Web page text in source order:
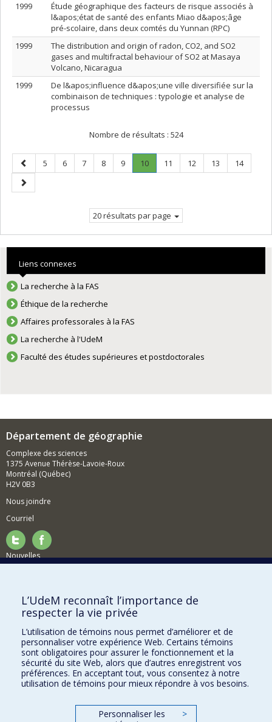
1999
Étude géographique des facteurs de risque associés à
l&apos;état de santé des enfants Miao d&apos;âge
pré-scolaire, dans deux comtés du Yunnan (RPC)
1999
The distribution and origin of radon, CO2, and SO2
gases and multifractal behaviour of SO2 at Masaya
Volcano, Nicaragua
1999
De l&apos;influence d&apos;une ville diversifiée sur la
combinaison de techniques : typologie et analyse de
processus
Nombre de résultats : 524
Page
précédente
Page
5 Page
6 Page
7 Page
8 Page
9 Page
10.
Page
Page
11 Page
12 Page
13 Page
14
Page
suivante
20 résultats par page
Liens connexes
La recherche à la FAS
Éthique de la recherche
Affaires professorales à la FAS
La recherche à l'UdeM
Faculté des études supérieures et postdoctorales
Département de géographie
Complexe des sciences
1375 Avenue Thérèse-Lavoie-Roux
Montréal (Québec)
H2V 0B3
Nous joindre
Courriel
Nouvelles
Comment soutenir le Département?
BESOIN D'AIDE?
Plan du site
Signaler une erreur
Accessibilité
FACULTÉ DES ARTS ET DES SCIENCES
Nos départements et écoles
L’UdeM reconnaît l’importance de
respecter la vie privée
L’utilisation de témoins nous permet d’améliorer et de
personnaliser votre expérience Web. Certains témoins
sont obligatoires pour assurer le fonctionnement et la
sécurité du site Web, alors que d’autres enregistrent vos
préférences. En acceptant tout, vous consentez à notre
utilisation de témoins pour mieux répondre à vos besoins.
Personnaliser les
>